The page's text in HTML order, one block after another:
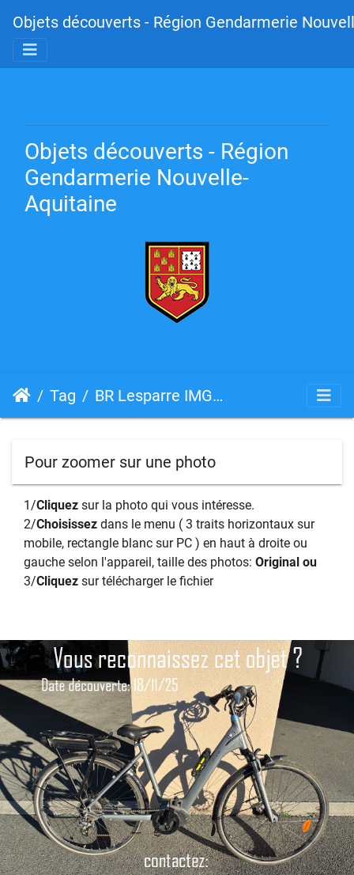
Objets découverts - Région Gendarmerie
Objets découverts - Région
Gendarmerie Nouvelle-
Aquitaine
Tag BR Lesparre IMG 7323
Pour zoomer sur une photo
1/Cliquez sur la photo qui vous intéresse.
2/Choisissez dans le menu ( 3 traits horizontaux sur
mobile, rectangle blanc sur PC ) en haut à droite ou
gauche selon l'appareil, taille des photos: Original ou
3/Cliquez sur télécharger le fichier